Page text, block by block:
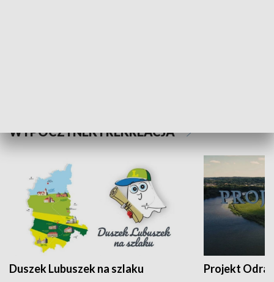
WYPOCZYNEK I REKREACJA
Duszek Lubuszek na szlaku Projekt Odra